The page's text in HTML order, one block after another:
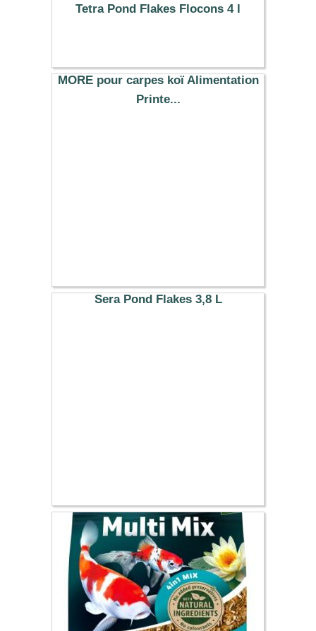
Tetra Pond Flakes Flocons 4 l
29.26 €
MORE pour carpes koï Alimentation
Printe...
Sera Pond Flakes 3,8 L